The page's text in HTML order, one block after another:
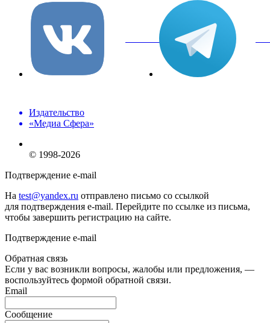
вКонтакте
Издательство
«Медиа Сфера»
© 1998-2026
Подтверждение e-mail
На test@yandex.ru отправлено письмо со ссылкой
для подтверждения e-mail. Перейдите по ссылке из письма,
чтобы завершить регистрацию на сайте.
Подтверждение e-mail
Обратная связь
Если у вас возникли вопросы, жалобы или предложения, —
воспользуйтесь формой обратной связи.
Email
Сообщение